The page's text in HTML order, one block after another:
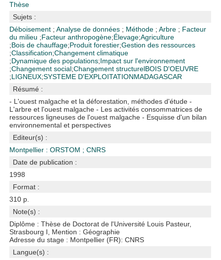
Thèse
Sujets :
Déboisement ;Analyse de données ; Méthode ;Arbre ; Facteur
du milieu ;Facteur anthropogène;Élevage;Agriculture
;Bois de chauffage;Produit forestier;Gestion des ressources
;Classification;Changement climatique
;Dynamique des populations;Impact sur l'environnement
;Changement social;Changement structurelBOIS D'OEUVRE
;LIGNEUX;SYSTEME D'EXPLOITATIONMADAGASCAR
Résumé :
- L'ouest malgache et la déforestation, méthodes d'étude -
L'arbre et l'ouest malgache - Les activités consommatrices de
ressources ligneuses de l'ouest malgache - Esquisse d'un bilan
environnemental et perspectives
Editeur(s) :
Montpellier : ORSTOM ;CNRS
Date de publication :
1998
Format :
310 p.
Note(s) :
Diplôme : Thèse de Doctorat de l'Université Louis Pasteur,
Strasbourg I, Mention : Géographie
Adresse du stage : Montpellier (FR): CNRS
Langue(s) :